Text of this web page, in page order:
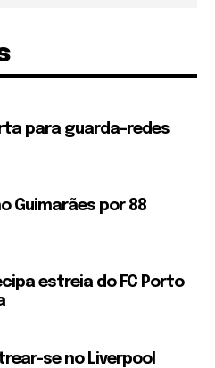
para guarda-redes
Guimarães por 88
estreia do FC Porto
se no Liverpool